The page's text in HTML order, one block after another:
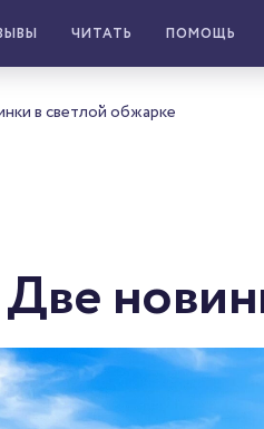
ЧИТАТЬ ПОМОЩЬ
в светлой обжарке
Две